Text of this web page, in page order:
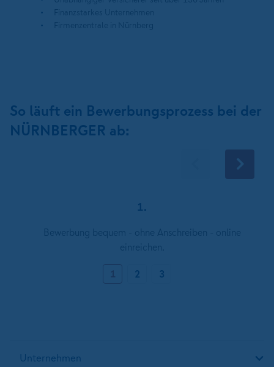
So läuft ein Bewerbungsprozess bei der
NÜRNBERGER ab:
1.
1
2 3
Unternehmen